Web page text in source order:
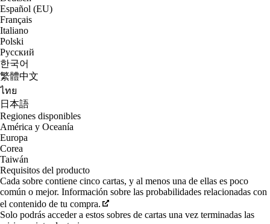
Español (EU)
Français
Italiano
Polski
Русский
한국어
繁體中文
ไทย
日本語
Regiones disponibles
América y Oceanía
Europa
Corea
Taiwán
Requisitos del producto
Cada sobre contiene cinco cartas, y al menos una de ellas es poco
común o mejor. Información sobre las probabilidades relacionadas con
el contenido de tu compra.
Solo podrás acceder a estos sobres de cartas una vez terminadas las